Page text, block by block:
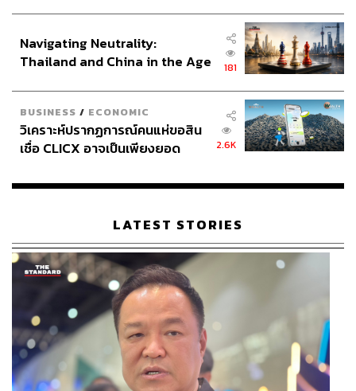
Navigating Neutrality:
Thailand and China in the Age
181
BUSINESS / ECONOMIC
วิเคราะห์ปรากฏการณ์คนแห่ขอสิน
เชื่อ CLICX อาจเป็นเพียงยอด
เรือนไทยที่ถูกซุกไว้
2.6K
LATEST STORIES